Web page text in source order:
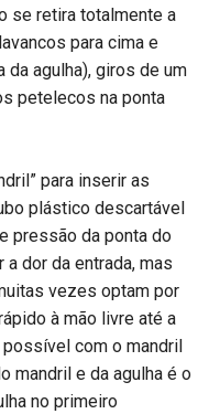
se retira totalmente a
para cima e
da agulha), giros de um
petelecos na ponta
para inserir as
plástico descartável
pressão da ponta do
dor da entrada, mas
vezes optam por
à mão livre até a
com o mandril
mandril e da agulha é o
no primeiro